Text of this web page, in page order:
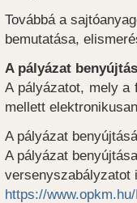
Továbbá a
bemutatása,
A pályázat
A pályázatot, mely a
mellett
A pályázat
A pályázat
versenyszabályzatot
https://